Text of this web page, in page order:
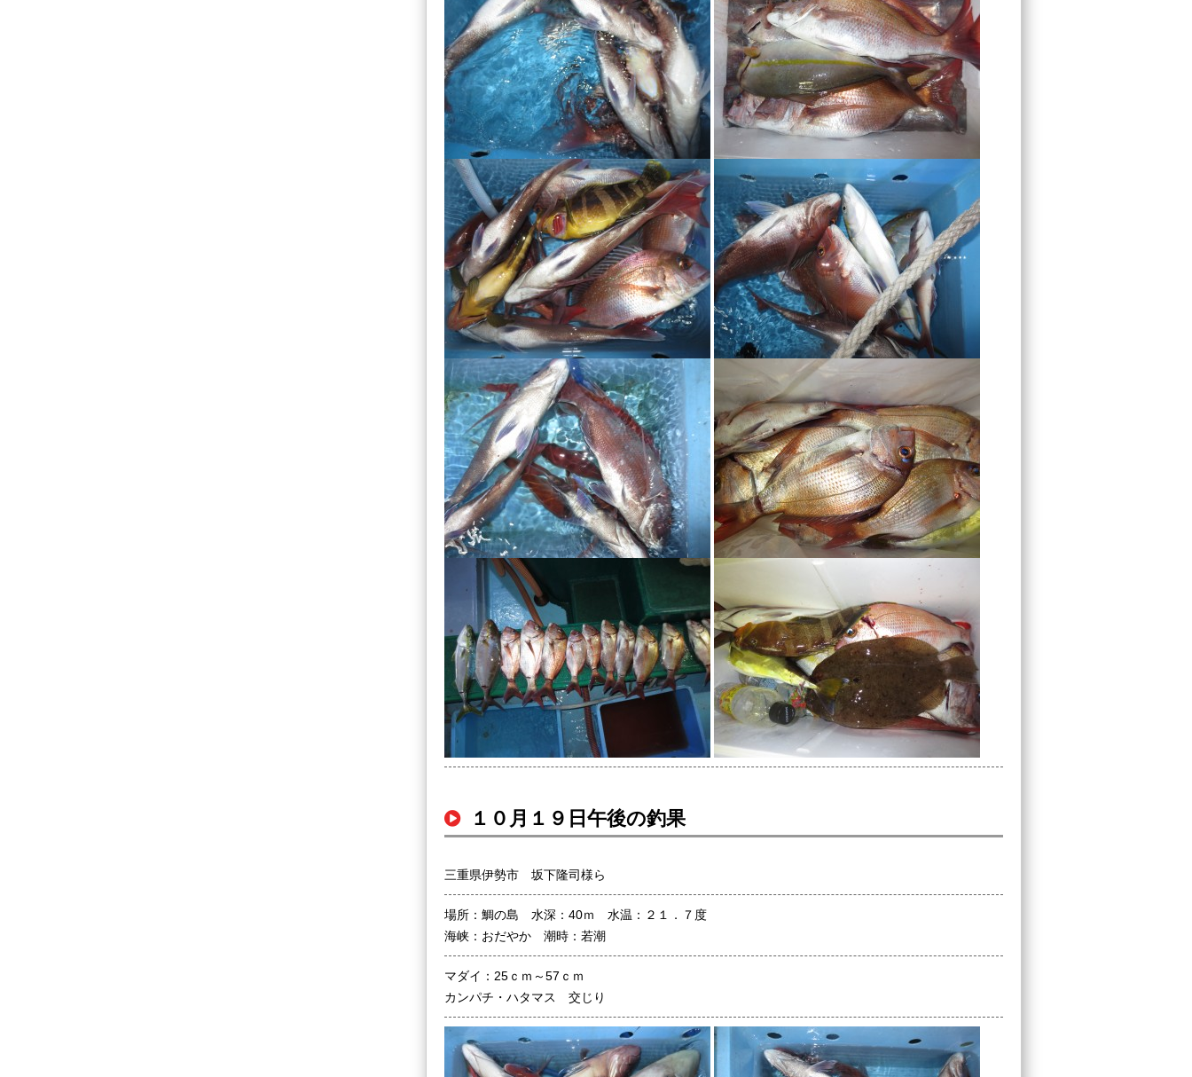
１０月１９日午後の釣果
三重県伊勢市 坂下隆司様ら
場所：鯛の島 水深：40ｍ 水温：２１．７度
海峡：おだやか 潮時：若潮
マダイ：25ｃｍ～57ｃｍ
カンパチ・ハタマス 交じり